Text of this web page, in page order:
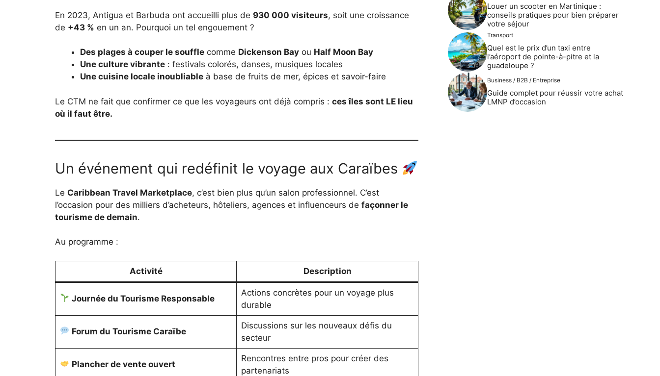
En 2023, Antigua et Barbuda ont accueilli plus de 930 000 visiteurs, soit une croissance
de +43 % en un an. Pourquoi un tel engouement ?
Des plages à couper le souffle comme Dickenson Bay ou Half Moon Bay
Une culture vibrante : festivals colorés, danses, musiques locales
Une cuisine locale inoubliable à base de fruits de mer, épices et savoir-faire
Le CTM ne fait que confirmer ce que les voyageurs ont déjà compris : ces îles sont LE lieu
où il faut être.
Un événement qui redéfinit le voyage aux Caraïbes
Le Caribbean Travel Marketplace, c’est bien plus qu’un salon professionnel. C’est
l’occasion pour des milliers d’acheteurs, hôteliers, agences et influenceurs de façonner le
tourisme de demain.
Au programme :
Activité Description
Journée du Tourisme Responsable
Actions concrètes pour un voyage plus
durable
Forum du Tourisme Caraïbe
Discussions sur les nouveaux défis du
secteur
Plancher de vente ouvert
Rencontres entre pros pour créer des
partenariats
Louer un scooter en Martinique :
conseils pratiques pour bien préparer
votre séjour
Transport
Quel est le prix d’un taxi entre
l’aéroport de pointe-à-pitre et la
guadeloupe ?
Business / B2B / Entreprise
Guide complet pour réussir votre achat
LMNP d’occasion